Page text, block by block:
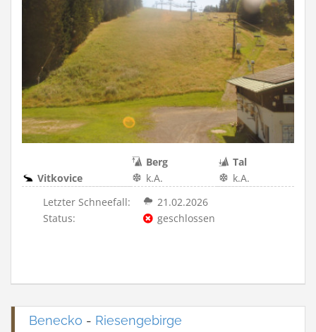
Berg
Tal
Vitkovice
k.A.
k.A.
Letzter Schneefall:
21.02.2026
Status:
geschlossen
Benecko - Riesengebirge